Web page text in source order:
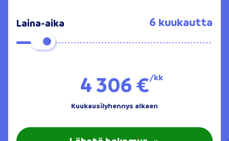
Laina-aika 6 kuukautta
4 306 €/kk
Kuukausilyhennys alkaen